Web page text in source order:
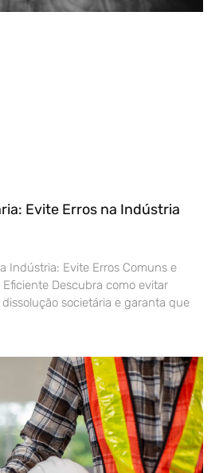
Evite Erros na Indústria
Indústria: Evite Erros Comuns e
Descubra como evitar
societária e garanta que